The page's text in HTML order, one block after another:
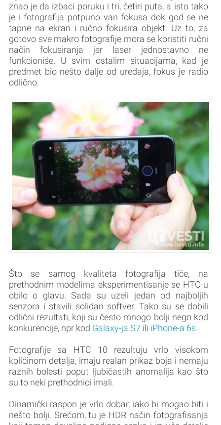
znao je da izbaci poruku i tri, četiri puta, a isto tako
je i fotografija potpuno van fokusa dok god se ne
tapne na ekran i ručno fokusira objekt. Uz to, za
gotovo sve makro fotografije mora se koristiti ručni
način fokusiranja jer laser jednostavno ne
funkcioniše. U svim ostalim situacijama, kad je
predmet bio nešto dalje od uređaja, fokus je radio
odlično.
Što se samog kvaliteta fotografija tiče, na
prethodnim modelima eksperimentisanje se HTC-u
obilo o glavu. Sada su uzeli jedan od najboljih
senzora i stavili solidan softver. Tako su se dobili
odlični rezultati, koji su često mnogo bolji nego kod
konkurencije, npr kod Galaxy-ja S7 ili iPhone-a 6s.
Fotografije sa HTC 10 rezultuju vrlo visokom
količinom detalja, imaju realan prikaz boja i nemaju
raznih bolesti poput ljubičastih anomalija kao što
su to neki prethodnici imali.
Dinamički raspon je vrlo dobar, iako bi mogao biti i
nešto bolji. Srećom, tu je HDR način fotografisanja